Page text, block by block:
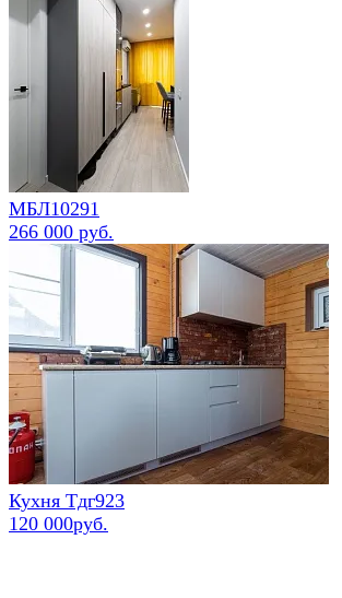
МБЛ10291
266 000 руб.
Кухня Тдг923
120 000руб.